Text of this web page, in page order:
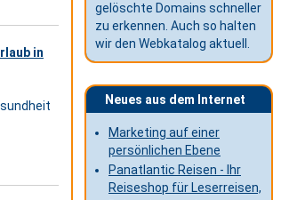
in
gelöschte Domains schneller
zu erkennen. Auch so halten
wir den Webkatalog aktuell.
Neues aus dem Internet
Marketing auf einer
persönlichen Ebene
Panatlantic Reisen - Ihr
Reiseshop für Leserreisen,